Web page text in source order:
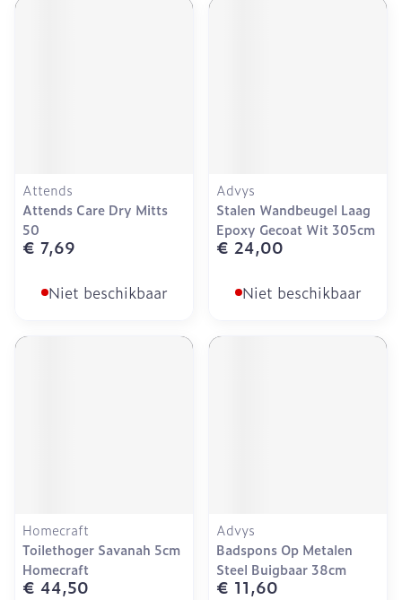
Attends
Attends Care Dry Mitts
50
€ 7,69
Niet beschikbaar
Advys
Stalen Wandbeugel Laag
Epoxy Gecoat Wit 305cm
€ 24,00
Niet beschikbaar
Homecraft
Toilethoger Savanah 5cm
Homecraft
€ 44,50
Advys
Badspons Op Metalen
Steel Buigbaar 38cm
€ 11,60